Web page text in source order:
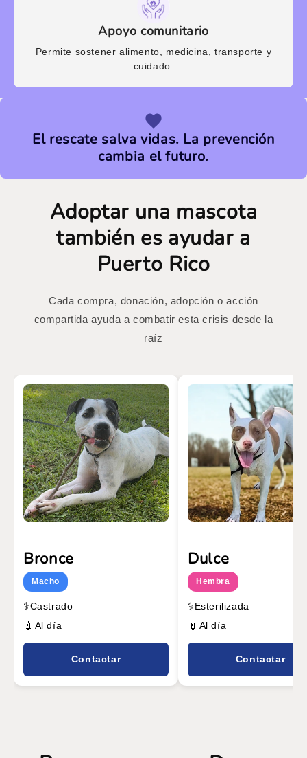
Apoyo comunitario
Permite sostener alimento, medicina, transporte y
cuidado.
El rescate salva vidas. La prevención
cambia el futuro.
Adoptar una mascota
también es ayudar a
Puerto Rico
Cada compra, donación, adopción o acción
compartida ayuda a combatir esta crisis desde la
raíz
Bronce
Macho
⚕️Castrado
💉 Al día
Contactar
Dulce
Hembra
⚕️Esterilizada
💉 Al día
Contactar